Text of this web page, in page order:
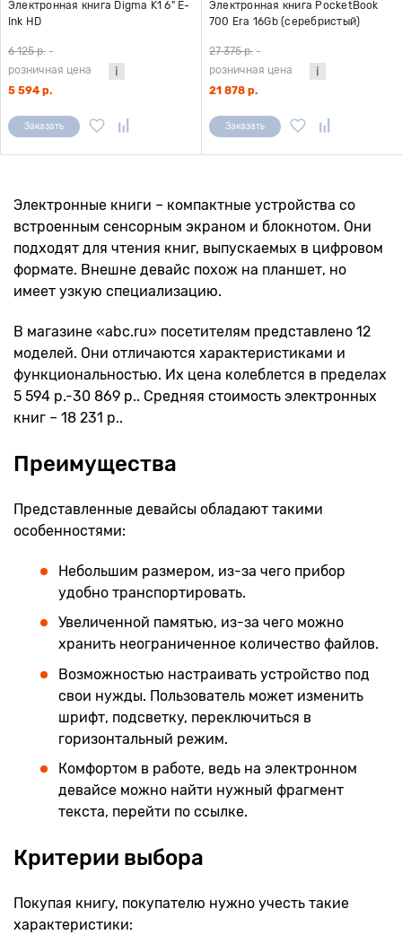
Электронная книга Digma K1 6" E-
Ink HD
6 125 р. -
розничная цена
5 594 р.
Заказать
Электронная книга PocketBook
700 Era 16Gb (серебристый)
27 375 р. -
розничная цена
21 878 р.
Заказать
Электронные книги – компактные устройства со
встроенным сенсорным экраном и блокнотом. Они
подходят для чтения книг, выпускаемых в цифровом
формате. Внешне девайс похож на планшет, но
имеет узкую специализацию.
В магазине «abc.ru» посетителям представлено 12
моделей. Они отличаются характеристиками и
функциональностью. Их цена колеблется в пределах
5 594 р.-30 869 р.. Средняя стоимость электронных
книг – 18 231 р..
Преимущества
Представленные девайсы обладают такими
особенностями:
Небольшим размером, из-за чего прибор
удобно транспортировать.
Увеличенной памятью, из-за чего можно
хранить неограниченное количество файлов.
Возможностью настраивать устройство под
свои нужды. Пользователь может изменить
шрифт, подсветку, переключиться в
горизонтальный режим.
Комфортом в работе, ведь на электронном
девайсе можно найти нужный фрагмент
текста, перейти по ссылке.
Критерии выбора
Покупая книгу, покупателю нужно учесть такие
характеристики: